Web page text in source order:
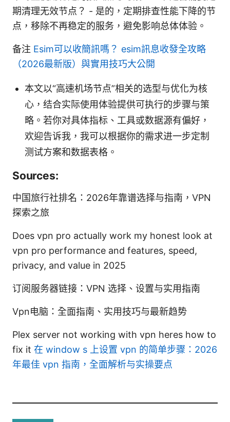
期清理无效节点？ - 是的，定期排查性能下降的节
点，移除不再稳定的服务，避免影响总体体验。
备注 Esim可以收簡訊嗎？ esim訊息收發全攻略
（2026最新版）與實用技巧大公開
本文以“高速机场节点”相关的选型与优化为核
心，结合实际使用体验提供可执行的步骤与策
略。若你对具体指标、工具或数据源有偏好，
欢迎告诉我，我可以根据你的需求进一步定制
测试方案和数据表格。
Sources:
中国旅行社排名：2026年靠谱选择与指南，VPN
探索之旅
Does vpn pro actually work my honest look at
vpn pro performance and features, speed,
privacy, and value in 2025
订阅服务器链接：VPN 选择、设置与实用指南
Vpn电脑：全面指南、实用技巧与最新趋势
Plex server not working with vpn heres how to
fix it 在 window s 上设置 vpn 的简单步骤：2026
年最佳 vpn 指南，全面解析与实操要点